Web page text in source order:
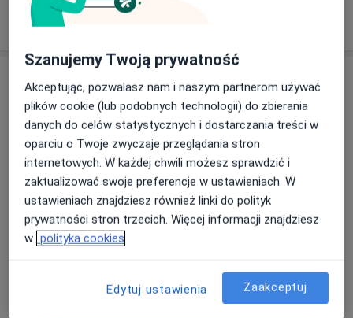
W jaki sposób ustalane są ceny?
Adresy (2)
Adres 1 Adres 2
Salve Medica
Szparagowa 10, Bałuty, 91-211 Łódź
Dostępność
Pokaż kalendarz
Szanujemy Twoją prywatność
Akceptując, pozwalasz nam i naszym partnerom używać
plików cookie (lub podobnych technologii) do zbierania
danych do celów statystycznych i dostarczania treści w
oparciu o Twoje zwyczaje przeglądania stron
internetowych. W każdej chwili możesz sprawdzić i
zaktualizować swoje preferencje w ustawieniach. W
ustawieniach znajdziesz również linki do polityk
prywatności stron trzecich. Więcej informacji znajdziesz
w polityka cookies
Edytuj ustawienia Zaakceptuj